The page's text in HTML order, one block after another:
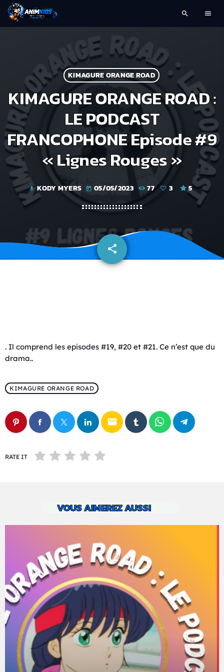
search menu
KIMAGURE ORANGE ROAD
KIMAGURE ORANGE ROAD :
LE PODCAST
FRANCOPHONE Episode #9
« Lignes Rouges »
mic KODY MYERS today 05/05/2023 77 3 5
share
email
. Il comprend les episodes #19, #20 et #21. Ce n’est que du
drama..
KIMAGURE ORANGE ROAD
email
RATE IT
VOUS AIMEREZ AUSSI